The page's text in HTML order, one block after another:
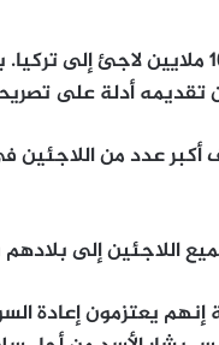
وقال: “أردوغان، سمحت عن قصد بدخول 10
أدلة على
اللاجئين إلى
إنهم يعتزمون إعادة